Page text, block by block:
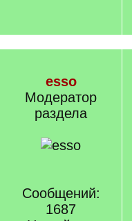
esso
Модератор
раздела
Сообщений:
1687